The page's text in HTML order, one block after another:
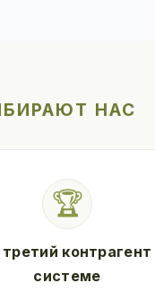
НАС
🏆
системе